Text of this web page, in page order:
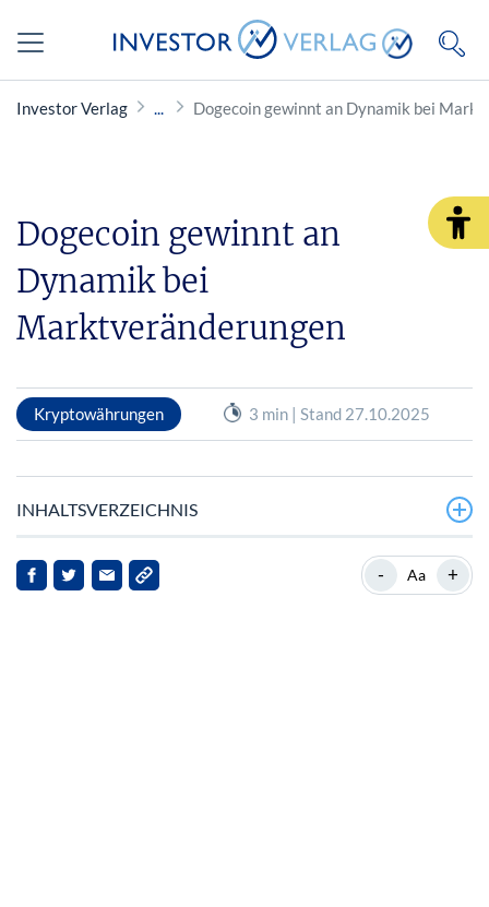
Investor Verlag Dogecoin gewinnt an Dynamik bei
Dogecoin gewinnt an
Dynamik bei
Marktveränderungen
Kryptowährungen 3 min | Stand 27.10.2025
INHALTSVERZEICHNIS
Dogecoin sprengt mehrmonatige Spanne
- Aa +